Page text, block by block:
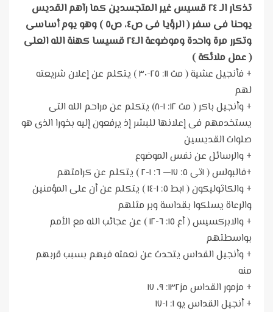
تذكار الـ ٢٤ قسيس غير المتجسدين كما رآهم القديس
يوحنا فى سفر ( الرؤيا فى ص٤، ص٥ ) وهو يوم أساسى
وتكرر مرة واحدة وموضوعة الـ٢٤ قسيسا كهنة الله العلى
( عمل ملائكة )
+ فأنجيل عشية ( مت ١١: ٢٥-٣٠ ) يتكلم عن إعلان شريعته
لهم
+ وأنجيل باكر ( مت ١٢: ١-٨) يتكلم عن مراحم الله التى
يستخدمهم فى إعلانها للبشر إذ يرفعون إليه بخورا الذى هو
صلوات القديسين
+ والرسائل عن نفس الموضوع
+فالبولس ( ١تى ٥: ١٧— ٦: ١-٢ ) يتكلم عن كرامتهم
+ والكاثوليكون ( ١بط ٥: ١-١٤ ) يتكلم عن أن على المؤمنين
والرعاة يسلكوا بقداسة وبر مثلهم
+ والابركسيس ( أع ١٥: ٦-١٢ ) عن عجائب الله مع الأمم
بواسطتهم
+ وأنجيل القداس يتحدث عن نعمته فيهم بسبب قربهم
منه
+ مزمور القداس مز١٣٢: ٩، ١٧
+ أنجيل القداس يو ١: ١-١٧